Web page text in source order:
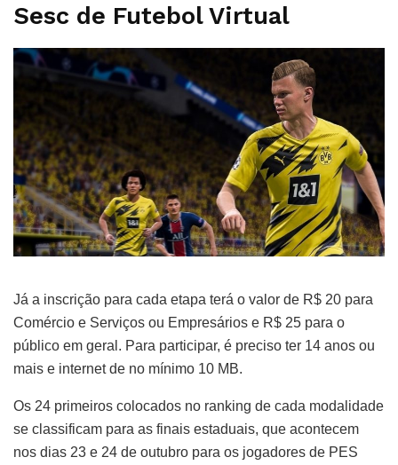
Sesc de Futebol Virtual
Já a inscrição para cada etapa terá o valor de R$ 20 para
Comércio e Serviços ou Empresários e R$ 25 para o
público em geral. Para participar, é preciso ter 14 anos ou
mais e internet de no mínimo 10 MB.
Os 24 primeiros colocados no ranking de cada modalidade
se classificam para as finais estaduais, que acontecem
nos dias 23 e 24 de outubro para os jogadores de PES